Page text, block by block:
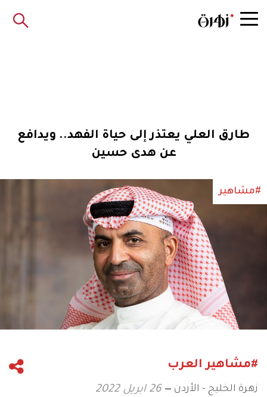
طارق العلي يعتذر إلى حياة الفهد.. ويدافع
عن هدى حسين
#مشاهير
#مشاهير العرب
زهرة الخليج - الأردن 26 ابريل 2022